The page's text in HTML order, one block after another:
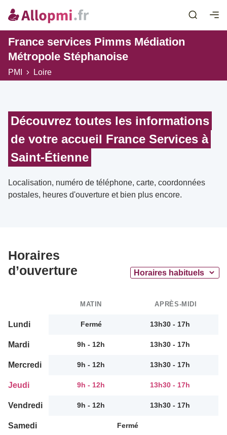
France services Pimms Médiation
Métropole Stéphanoise
PMI Loire
Découvrez toutes les informations
de votre accueil France Services à
Saint-Étienne
Localisation, numéro de téléphone, carte, coordonnées
postales, heures d'ouverture et bien plus encore.
Horaires
d’ouverture
MATIN APRÈS-MIDI
Lundi Fermé 13h30 - 17h
Mardi 9h - 12h 13h30 - 17h
Mercredi 9h - 12h 13h30 - 17h
Jeudi 9h - 12h 13h30 - 17h
Vendredi 9h - 12h 13h30 - 17h
Samedi Fermé